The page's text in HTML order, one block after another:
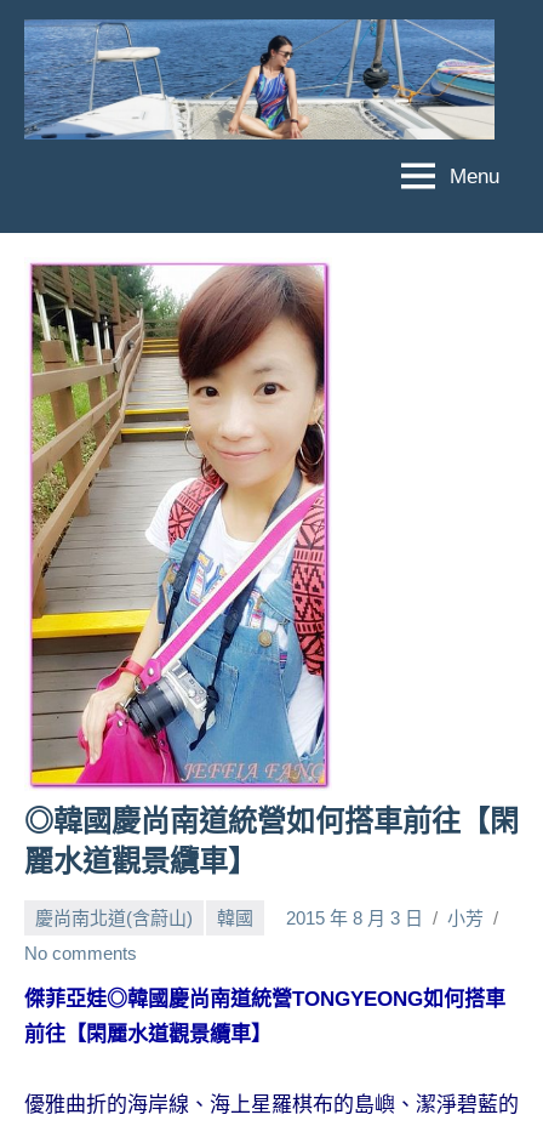
Skip
content
菲
亞
娃
JEFFIA
FANG
亞
娃
粉
絲
團、
主
題
旅
遊、
達
人
帶
路、
旅
節
目
來
賓、
News
金
號
節
班
底、
景
Menu
◎韓國慶尚南道統營如何搭車前往【閑
麗水道觀景纜車】
慶尚南北道(含蔚山) 韓國 2015 年 8 月 3 日
小芳
No comments
傑菲亞娃◎韓國慶尚南道統營TONGYEONG如何搭車
前往【閑麗水道觀景纜車】
優雅曲折的海岸線、海上星羅棋布的島嶼、潔淨碧藍的